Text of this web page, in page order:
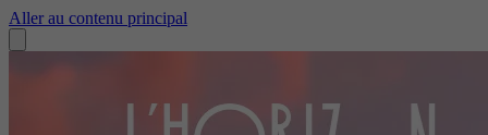
Aller au contenu principal